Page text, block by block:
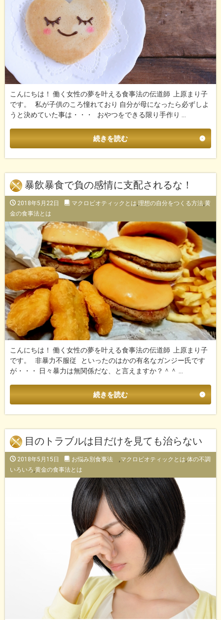
こんにちは！ 働く女性の夢を叶える食事法の伝道師 上原まり子
です。 私が子供のころ憧れており 自分が母になったら必ずしよ
うと決めていた事は・・・ おやつをできる限り手作り …
続きを読む
暴飲暴食で負の感情に支配されるな！
2018年5月22日 マクロビオティックとは 理想の自分をつくる方法 黄
金の食事法とは
こんにちは！ 働く女性の夢を叶える食事法の伝道師 上原まり子
です。 非暴力不服従 といったのはかの有名なガンジー氏です
が・・・ 日々暴力は無関係だな、と言えますか？＾＾ …
続きを読む
目のトラブルは目だけを見ても治らない
2018年5月15日 お悩み別食事法 ,マクロビオティックとは,体の不調
いろいろ,黄金の食事法とは